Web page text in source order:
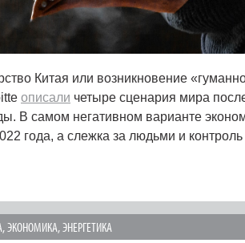
Китая или возникновение
описали четыре сценария мира
В самом негативном варианте
года, а слежка за людьми и
,ЭКОНОМИКА,ЭНЕРГЕТИКА